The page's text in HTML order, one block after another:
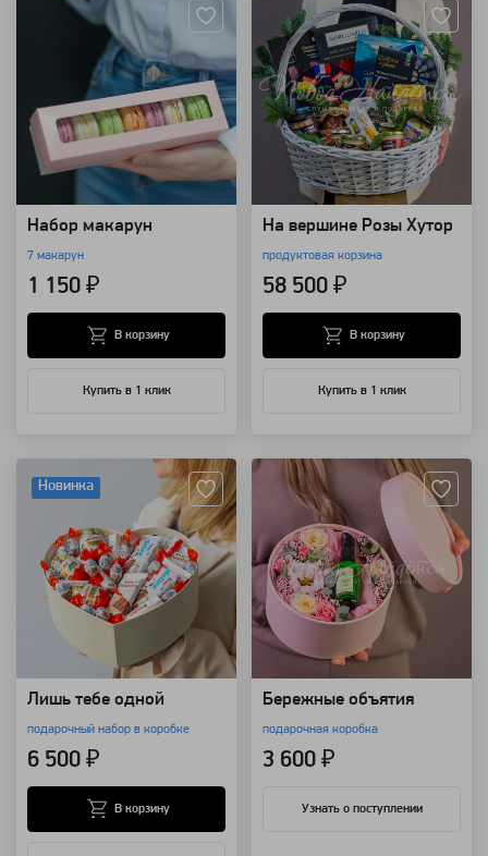
Набор макарун
7 макарун
1 150 ₽
Купить в 1 клик
В корзину
На вершине Розы Хутор
продуктовая корзина
58 500 ₽
Купить в 1 клик
В корзину
Новинка
Лишь тебе одной
подарочный набор в коробке
6 500 ₽
В корзину
Бережные объятия
подарочная коробка
3 600 ₽
Узнать о поступлении